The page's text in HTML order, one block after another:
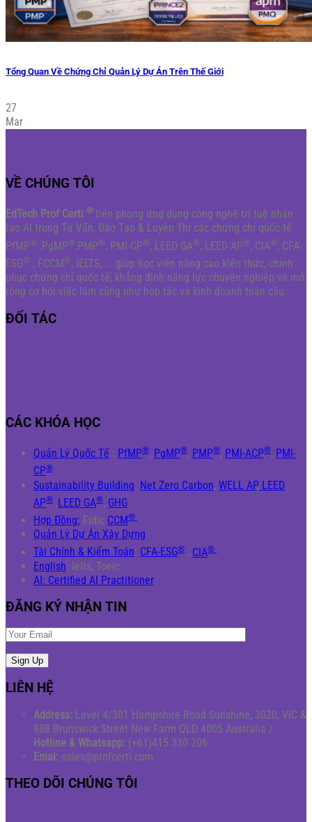
Tổng Quan Về Chứng Chỉ Quản Lý Dự Án Trên Thế Giới
27
Mar
VỀ CHÚNG TÔI
EdTech Prof Certi ® tiên phong ứng dụng công nghệ trí tuệ nhân
tạo AI trong Tư Vấn, Đào Tạo & Luyện Thi các chứng chỉ quốc tế
PfMP® ,PgMP®,PMP®, PMI-CP®, LEED GA®, LEED AP®, CIA®, CFA-
ESG® , FCCM®, IELTS,.... giúp học viên nâng cao kiến thức, chinh
phục chứng chỉ quốc tế, khẳng định năng lực chuyên nghiệp và mở
rộng cơ hội việc làm cũng như hợp tác và kinh doanh toàn cầu.
ĐỐI TÁC
CÁC KHÓA HỌC
Quản Lý Quốc Tế : PfMP®, PgMP®, PMP®, PMI-ACP®, PMI-
CP®
Sustainability Building: Net Zero Carbon, WELL AP, LEED
AP® ,LEED GA®, GHG
Hợp Đồng: Fidic CCM®
Quản Lý Dự Án Xây Dựng
Tài Chính & Kiểm Toán: CFA-ESG® , CIA®
English: Ielts, Toeic
AI: Certified AI Practitioner
ĐĂNG KÝ NHẬN TIN
LIÊN HỆ
Address: Level 4/301 Hampshire Road Sunshine, 3020, VIC &
888 Brunswick Street New Farm QLD 4005 Australia /
Hotline & Whatsapp: (+61)415 330 206
Emai: sales@profcerti.com
THEO DÕI CHÚNG TÔI